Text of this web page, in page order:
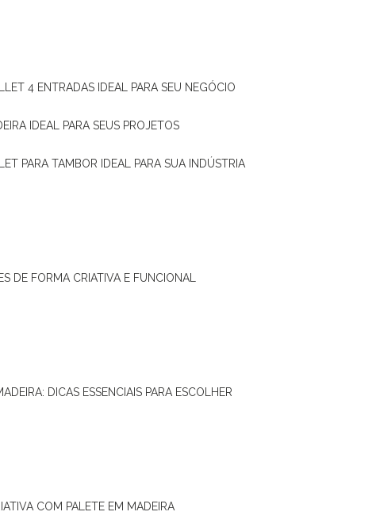
4 ENTRADAS IDEAL PARA SEU NEGÓCIO
IDEAL PARA SEUS PROJETOS
PARA TAMBOR IDEAL PARA SUA INDÚSTRIA
DE FORMA CRIATIVA E FUNCIONAL
DICAS ESSENCIAIS PARA ESCOLHER
COM PALETE EM MADEIRA